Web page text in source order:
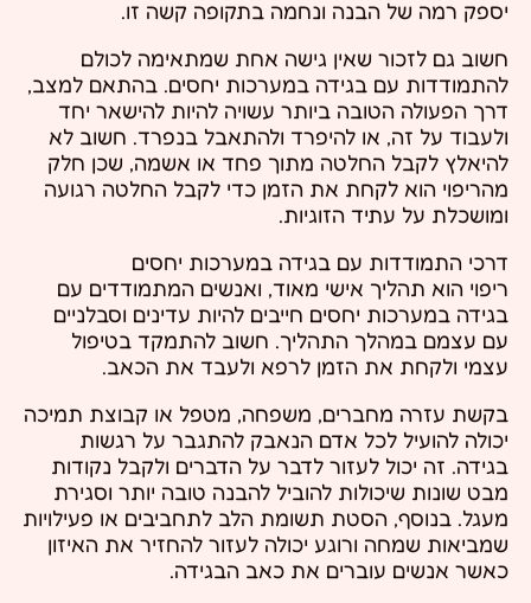
יספק רמה של הבנה ונחמה בתקופה קשה זו.
חשוב גם לזכור שאין גישה אחת שמתאימה לכולם
להתמודדות עם בגידה במערכות יחסים. בהתאם למצב,
דרך הפעולה הטובה ביותר עשויה להיות להישאר יחד
ולעבוד על זה, או להיפרד ולהתאבל בנפרד. חשוב לא
להיאלץ לקבל החלטה מתוך פחד או אשמה, שכן חלק
מהריפוי הוא לקחת את הזמן כדי לקבל החלטה רגועה
ומושכלת על עתיד הזוגיות.
דרכי התמודדות עם בגידה במערכות יחסים
ריפוי הוא תהליך אישי מאוד, ואנשים המתמודדים עם
בגידה במערכות יחסים חייבים להיות עדינים וסבלניים
עם עצמם במהלך התהליך. חשוב להתמקד בטיפול
עצמי ולקחת את הזמן לרפא ולעבד את הכאב.
בקשת עזרה מחברים, משפחה, מטפל או קבוצת תמיכה
יכולה להועיל לכל אדם הנאבק להתגבר על רגשות
בגידה. זה יכול לעזור לדבר על הדברים ולקבל נקודות
מבט שונות שיכולות להוביל להבנה טובה יותר וסגירת
מעגל. בנוסף, הסטת תשומת הלב לתחביבים או פעילויות
שמביאות שמחה ורוגע יכולה לעזור להחזיר את האיזון
כאשר אנשים עוברים את כאב הבגידה.